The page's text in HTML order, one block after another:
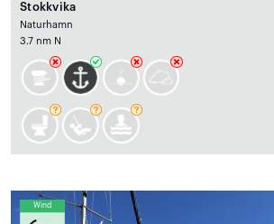
Stokkvika
Naturhamn
3.7 nm N
Wind